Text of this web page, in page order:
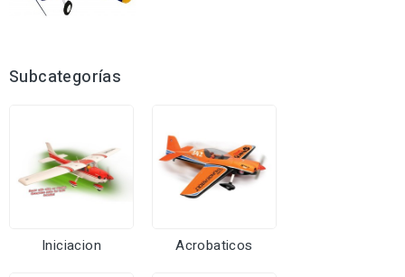
Subcategorías
Iniciacion Acrobaticos